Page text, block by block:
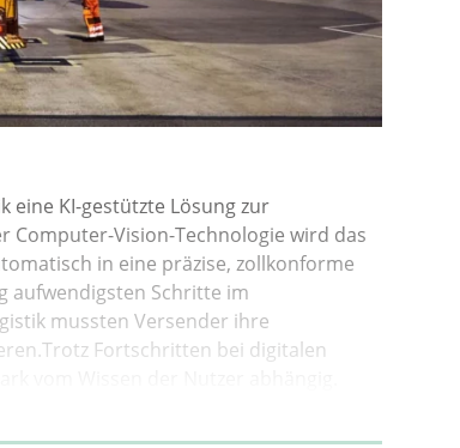
eine KI-gestützte Lösung zur
Vision-Technologie wird das
in eine präzise, zollkonforme
aufwendigsten Schritte im
mussten Versender ihre
Fortschritten bei digitalen